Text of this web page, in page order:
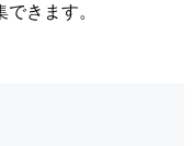
きます。